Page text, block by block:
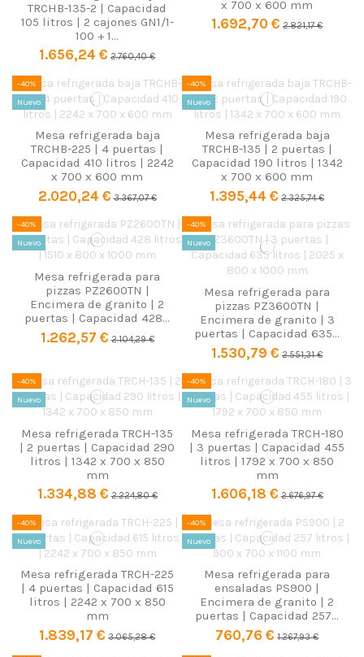
TRCHB-135-2 | Capacidad
105 litros | 2 cajones GN1/1-
100 + 1...
1.656,24 € 2.760,40 €
x 700 x 600 mm
1.692,70 € 2.821,17 €
-40%
Nuevo
Mesa refrigerada baja
TRCHB-225 | 4 puertas |
Capacidad 410 litros | 2242
x 700 x 600 mm
2.020,24 € 3.367,07 €
-40%
Nuevo
Mesa refrigerada baja
TRCHB-135 | 2 puertas |
Capacidad 190 litros | 1342
x 700 x 600 mm
1.395,44 € 2.325,74 €
-40%
Nuevo
Mesa refrigerada para
pizzas PZ2600TN |
Encimera de granito | 2
puertas | Capacidad 428...
1.262,57 € 2.104,29 €
-40%
Nuevo
Mesa refrigerada para
pizzas PZ3600TN |
Encimera de granito | 3
puertas | Capacidad 635...
1.530,79 € 2.551,31 €
-40%
Nuevo
Mesa refrigerada TRCH-135
| 2 puertas | Capacidad 290
litros | 1342 x 700 x 850
mm
1.334,88 € 2.224,80 €
-40%
Nuevo
Mesa refrigerada TRCH-180
| 3 puertas | Capacidad 455
litros | 1792 x 700 x 850
mm
1.606,18 € 2.676,97 €
-40%
Nuevo
Mesa refrigerada TRCH-225
| 4 puertas | Capacidad 615
litros | 2242 x 700 x 850
mm
1.839,17 € 3.065,28 €
-40%
Nuevo
Mesa refrigerada para
ensaladas PS900 |
Encimera de granito | 2
puertas | Capacidad 257...
760,76 € 1.267,93 €